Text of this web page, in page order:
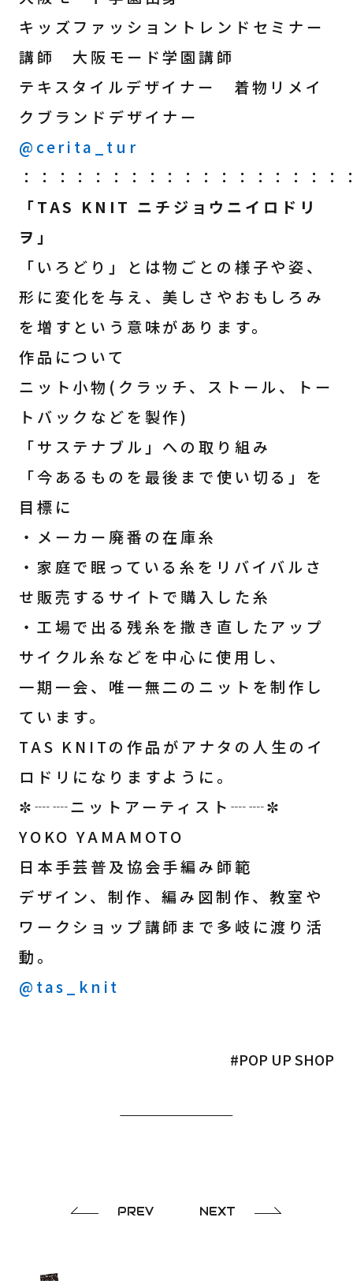
キッズファッショントレンドセミナー
講師 大阪モード学園講師
テキスタイルデザイナー 着物リメイ
クブランドデザイナー
@cerita_tur
：：：：：：：：：：：：：：：：：：
「TAS KNIT ニチジョウニイロドリ
ヲ」
「いろどり」とは物ごとの様子や姿、
形に変化を与え、美しさやおもしろみ
を増すという意味があります。
作品について
ニット小物(クラッチ、ストール、トー
トバックなどを製作)
「サステナブル」への取り組み
「今あるものを最後まで使い切る」を
目標に
・メーカー廃番の在庫糸
・家庭で眠っている糸をリバイバルさ
せ販売するサイトで購入した糸
・工場で出る残糸を撒き直したアップ
サイクル糸などを中心に使用し、
一期一会、唯一無二のニットを制作し
ています。
TAS KNITの作品がアナタの人生のイ
ロドリになりますように。
✼┈┈ニットアーティスト┈┈✼
YOKO YAMAMOTO
日本手芸普及協会手編み師範
デザイン、制作、編み図制作、教室や
ワークショップ講師まで多岐に渡り活
動。
@tas_knit
#POP UP SHOP
PREV NEXT